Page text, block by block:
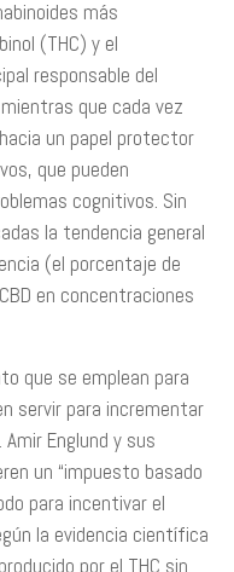
más
(THC) y el
responsable del
que cada vez
un papel protector
que pueden
cognitivos. Sin
la tendencia general
(el porcentaje de
en concentraciones
que se emplean para
servir para incrementar
Englund y sus
un “impuesto basado
para incentivar el
la evidencia científica
por el THC sin